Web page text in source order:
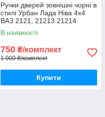
Ручки дверей зовнішні чорні в
стилі Урбан Лада Ніва 4х4
ВАЗ 2121, 21213 21214
В наявності
750 ₴/комплект
1 000 ₴/комплект
Купити